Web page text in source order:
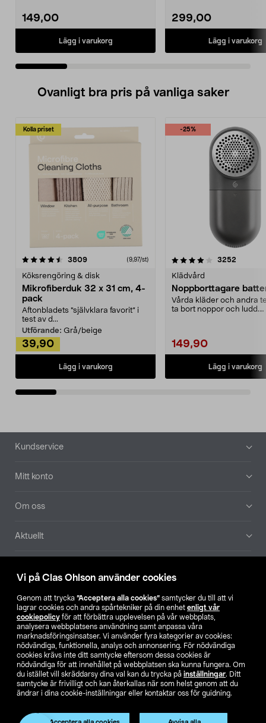
Vi på Clas Ohlson använder cookies
Genom att trycka ”Acceptera alla cookies” samtycker du till att vi
lagrar cookies och andra spårtekniker på din enhet enligt vår
cookiepolicy för att förbättra upplevelsen på vår webbplats,
analysera webbplatsens användning samt anpassa våra
marknadsföringsinsatser. Vi använder fyra kategorier av cookies:
nödvändiga, funktionella, analys och annonsering. För nödvändiga
cookies krävs inte ditt samtycke eftersom dessa cookies är
nödvändiga för att innehållet på webbplatsen ska kunna fungera. Om
du istället vill skräddarsy dina val kan du trycka på inställningar. Ditt
samtycke är frivilligt och kan återkallas när som helst genom att du
ändrar i dina cookie-inställningar eller kontaktar oss för guidning.
Produkten har utgått
149,00
Lägg i varukorg
299,00
Lägg i varukorg
Ovanligt bra pris på vanliga saker
Kolla priset
3809recensioner (9,97/st)
Köksrengöring & disk
Mikrofiberduk 32 x 31 cm, 4-
pack
Aftonbladets "självklara favorit” i
test av d...
Utförande: Grå/beige
39,90
Lägg i varukorg
-25%
4.0av 5 stjärnor 3252
Klädvård
Noppborttagare
Vårda kläder och andra
ta bort noppor och ludd.
149,90
Lägg i varukorg
4.5av 5 stjärnor
Sidfot
Kundservice
Mitt konto
Om oss
Aktuellt
Hitta butik
SE NO FI
Ändra till priser exklusive moms